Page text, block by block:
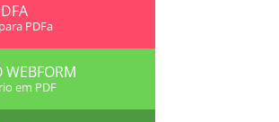
PDFa
WEBFORM
em PDF